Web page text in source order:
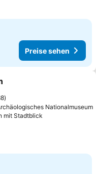
Preise sehen
hinzufügen
Nationalmuseum
mit Stadtblick